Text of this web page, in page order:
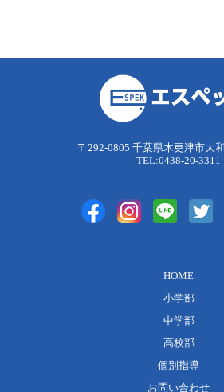
〒292-0805 千葉県木更津市大
TEL:0438-20-3311
HOME
小学部
中学部
高校部
個別指導
お問い合わせ